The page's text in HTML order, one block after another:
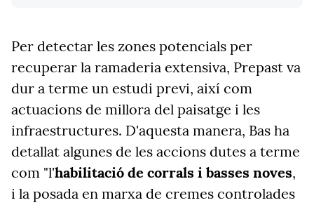
Per detectar les zones potencials per
recuperar la ramaderia extensiva, Prepast va
dur a terme un estudi previ, així com
actuacions de millora del paisatge i les
infraestructures. D'aquesta manera, Bas ha
detallat algunes de les accions dutes a terme
com "l'habilitació de corrals i basses noves,
i la posada en marxa de cremes controlades